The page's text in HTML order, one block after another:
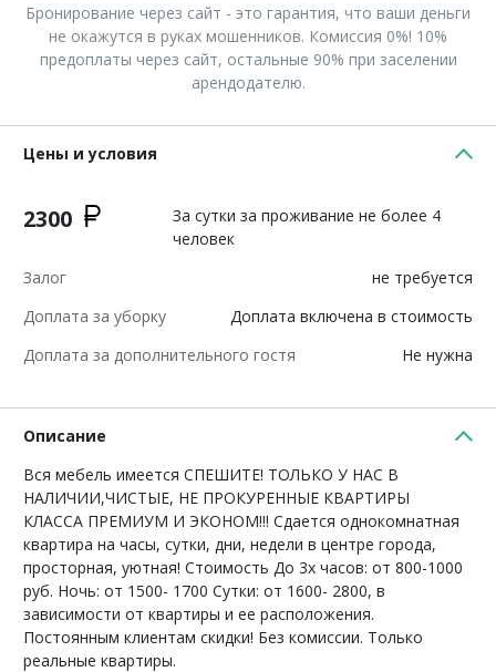
Бронирование через сайт - это гарантия, что ваши деньги
не окажутся в руках мошенников. Комиссия 0%! 10%
предоплаты через сайт, остальные 90% при заселении
арендодателю.
Цены и условия
2300
За сутки за проживание не более 4
человек
Залог
не требуется
Доплата за уборку
Доплата включена в стоимость
Доплата за дополнительного гостя
Не нужна
Описание
Вся мебель имеется СПЕШИТЕ! ТОЛЬКО У НАС В
НАЛИЧИИ,ЧИСТЫЕ, НЕ ПРОКУРЕННЫЕ КВАРТИРЫ
КЛАССА ПРЕМИУМ И ЭКОНОМ!!! Сдается однокомнатная
квартира на часы, сутки, дни, недели в центре города,
просторная, уютная! Стоимость До 3х часов: от 800-1000
руб. Ночь: от 1500- 1700 Сутки: от 1600- 2800, в
зависимости от квартиры и ее расположения.
Постоянным клиентам скидки! Без комиссии. Только
реальные квартиры.